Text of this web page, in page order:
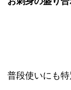
普段使いにも特